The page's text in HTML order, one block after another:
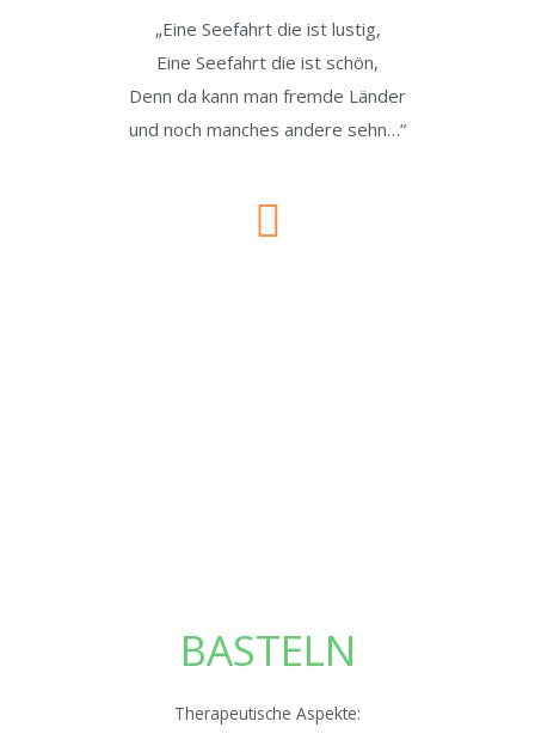
„Eine Seefahrt die ist lustig,
Eine Seefahrt die ist schön,
Denn da kann man fremde Länder
und noch manches andere sehn…“
BASTELN
Therapeutische Aspekte: